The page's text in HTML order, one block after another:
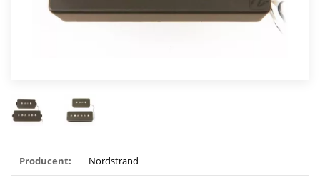
Producent: Nordstrand